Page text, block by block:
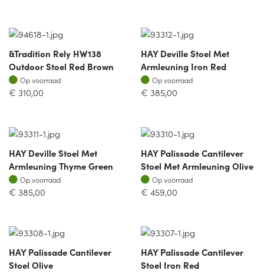
&Tradition Rely HW138
Outdoor Stoel Red Brown
Op voorraad
Op voorraad
€ 310,00
HAY Deville Stoel Met
Armleuning Iron Red
Op voorraad
Op voorraad
€ 385,00
HAY Deville Stoel Met
Armleuning Thyme Green
Op voorraad
Op voorraad
€ 385,00
HAY Palissade Cantilever
Stoel Met Armleuning Olive
Op voorraad
Op voorraad
€ 459,00
HAY Palissade Cantilever
Stoel Olive
HAY Palissade Cantilever
Stoel Iron Red